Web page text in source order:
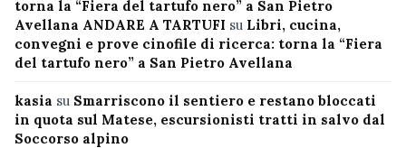
torna la “Fiera del tartufo nero” a San Pietro
Avellana ANDARE A TARTUFI su Libri, cucina,
convegni e prove cinofile di ricerca: torna la “Fiera
del tartufo nero” a San Pietro Avellana
kasia su Smarriscono il sentiero e restano bloccati
in quota sul Matese, escursionisti tratti in salvo dal
Soccorso alpino